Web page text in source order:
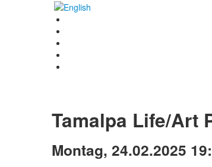
Tamalpa Life/Art
Montag, 24.02.2025